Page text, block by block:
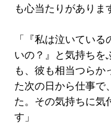
も心当たりがありま
「『私は泣いてい
いの？』と気持ちを
も、彼も相当つらか
た次の日から仕事で
た。その気持ちに気
す」